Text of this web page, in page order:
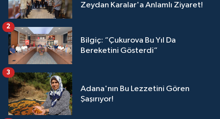
Zeydan Karalar'a Anlamlı Ziyaret!
Bilgiç: “Çukurova Bu Yıl Da
Bereketini Gösterdi”
2
Adana'nın Bu Lezzetini Gören
Şaşırıyor!
3